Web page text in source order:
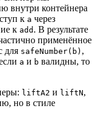
внутри контейнера
к a через
к add . В результате
применённое
для safeNumber(b) ,
a и b валидны, то
liftA2 и liftN,
но в стиле